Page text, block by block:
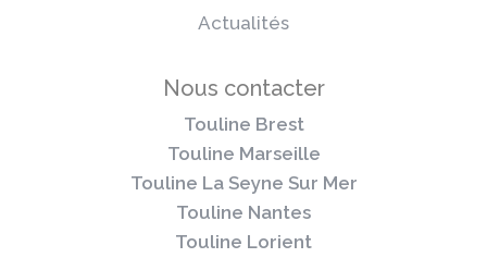
Actualités
Nous contacter
Touline Brest
Touline Marseille
Touline La Seyne Sur Mer
Touline Nantes
Touline Lorient